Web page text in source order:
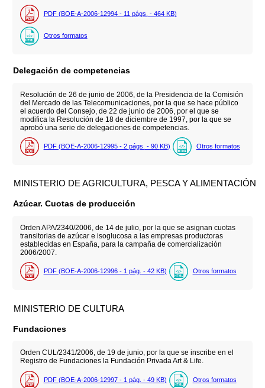
PDF (BOE-A-2006-12994 - 11 págs. - 464 KB)
Otros formatos
Delegación de competencias
Resolución de 26 de junio de 2006, de la Presidencia de la Comisión
del Mercado de las Telecomunicaciones, por la que se hace público
el acuerdo del Consejo, de 22 de junio de 2006, por el que se
modifica la Resolución de 18 de diciembre de 1997, por la que se
aprobó una serie de delegaciones de competencias.
PDF (BOE-A-2006-12995 - 2 págs. - 90 KB) Otros formatos
MINISTERIO DE AGRICULTURA, PESCA Y ALIMENTACIÓN
Azúcar. Cuotas de producción
Orden APA/2340/2006, de 14 de julio, por la que se asignan cuotas
transitorias de azúcar e isoglucosa a las empresas productoras
establecidas en España, para la campaña de comercialización
2006/2007.
PDF (BOE-A-2006-12996 - 1 pág. - 42 KB) Otros formatos
MINISTERIO DE CULTURA
Fundaciones
Orden CUL/2341/2006, de 19 de junio, por la que se inscribe en el
Registro de Fundaciones la Fundación Privada Art & Life.
PDF (BOE-A-2006-12997 - 1 pág. - 49 KB) Otros formatos